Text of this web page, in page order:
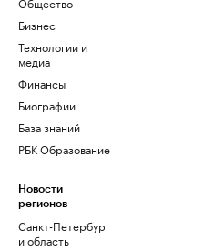
Бизнес
Технологии и
медиа
Финансы
Биографии
База знаний
РБК Образование
Новости
регионов
Санкт-Петербург
и область